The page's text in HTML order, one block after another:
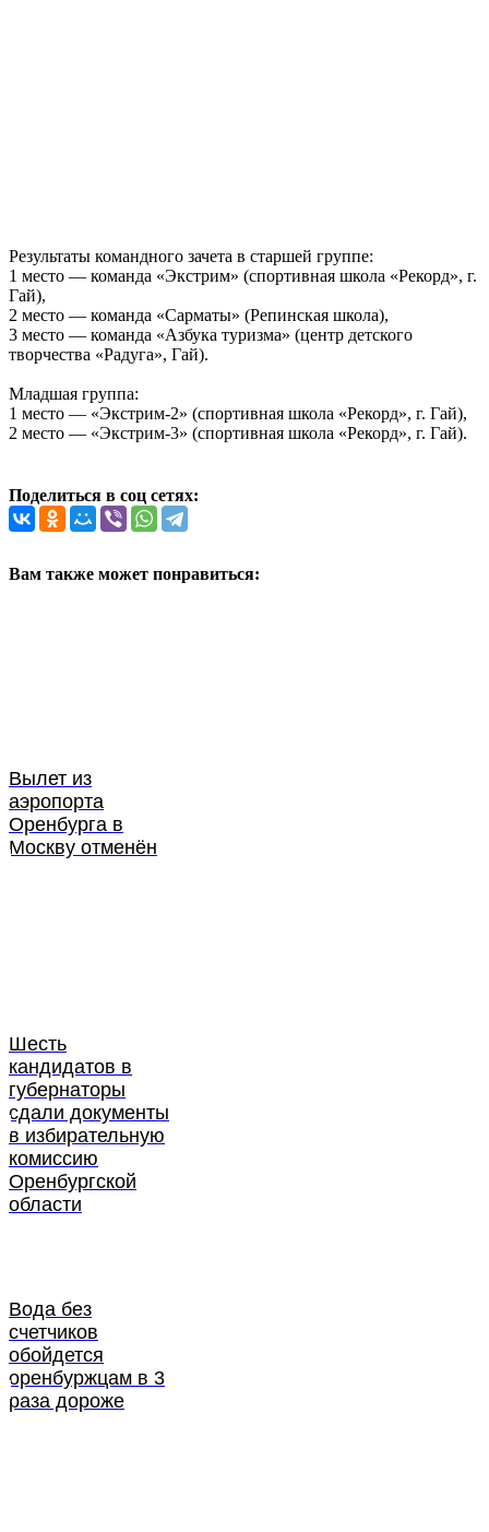
Результаты командного зачета в старшей группе:
1 место — команда «Экстрим» (спортивная школа «Рекорд», г.
Гай),
2 место — команда «Сарматы» (Репинская школа),
3 место — команда «Азбука туризма» (центр детского
творчества «Радуга», Гай).
Младшая группа:
1 место — «Экстрим-2» (спортивная школа «Рекорд», г. Гай),
2 место — «Экстрим-3» (спортивная школа «Рекорд», г. Гай).
Поделиться в соц сетях:
Вам также может понравиться:
Вылет из
аэропорта
Оренбурга в
Москву отменён
Шесть
кандидатов в
губернаторы
сдали документы
в избирательную
комиссию
Оренбургской
области
Вода без
счетчиков
обойдется
оренбуржцам в 3
раза дороже